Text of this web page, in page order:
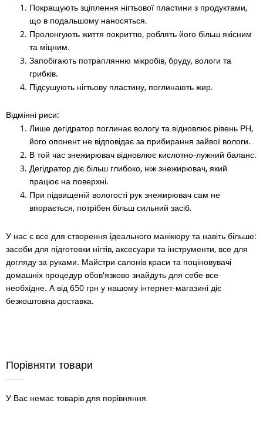
Покращують зціплення нігтьової пластини з продуктами,
що в подальшому наносяться.
Пролонгують життя покриттю, роблять його більш якісним
та міцним.
Запобігають потраплянню мікробів, бруду, вологи та
грибків.
Підсушують нігтьову пластину, поглинають жир.
Відмінні риси:
Лише дегідратор поглинає вологу та відновлює рівень РН,
його опонент не відповідає за прибирання зайвої вологи.
В той час знежирювач відновлює кислотно-лужний баланс.
Дегідратор діє більш глибоко, ніж знежирювач, який
працює на поверхні.
При підвищеній вологості рук знежирювач сам не
впорається, потрібен більш сильний засіб.
У нас є все для створення ідеального манікюру та навіть більше:
засоби для підготовки нігтів, аксесуари та інструменти, все для
догляду за руками. Майстри салонів краси та поціновувачі
домашніх процедур обов'язково знайдуть для себе все
необхідне. А від 650 грн у нашому інтернет-магазині діє
безкоштовна доставка.
Порівняти товари
У Вас немає товарів для порівняння.